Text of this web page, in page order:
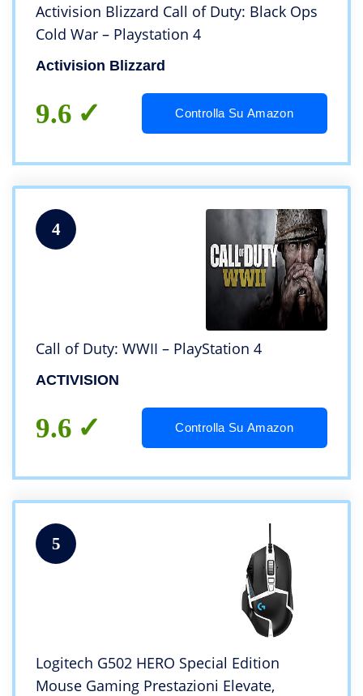
Activision Blizzard Call of Duty: Black Ops
Cold War – Playstation 4
Activision Blizzard
9.6 Controlla Su Amazon
4
Call of Duty: WWII – PlayStation 4
ACTIVISION
9.6 Controlla Su Amazon
5
Logitech G502 HERO Special Edition
Mouse Gaming Prestazioni Elevate,